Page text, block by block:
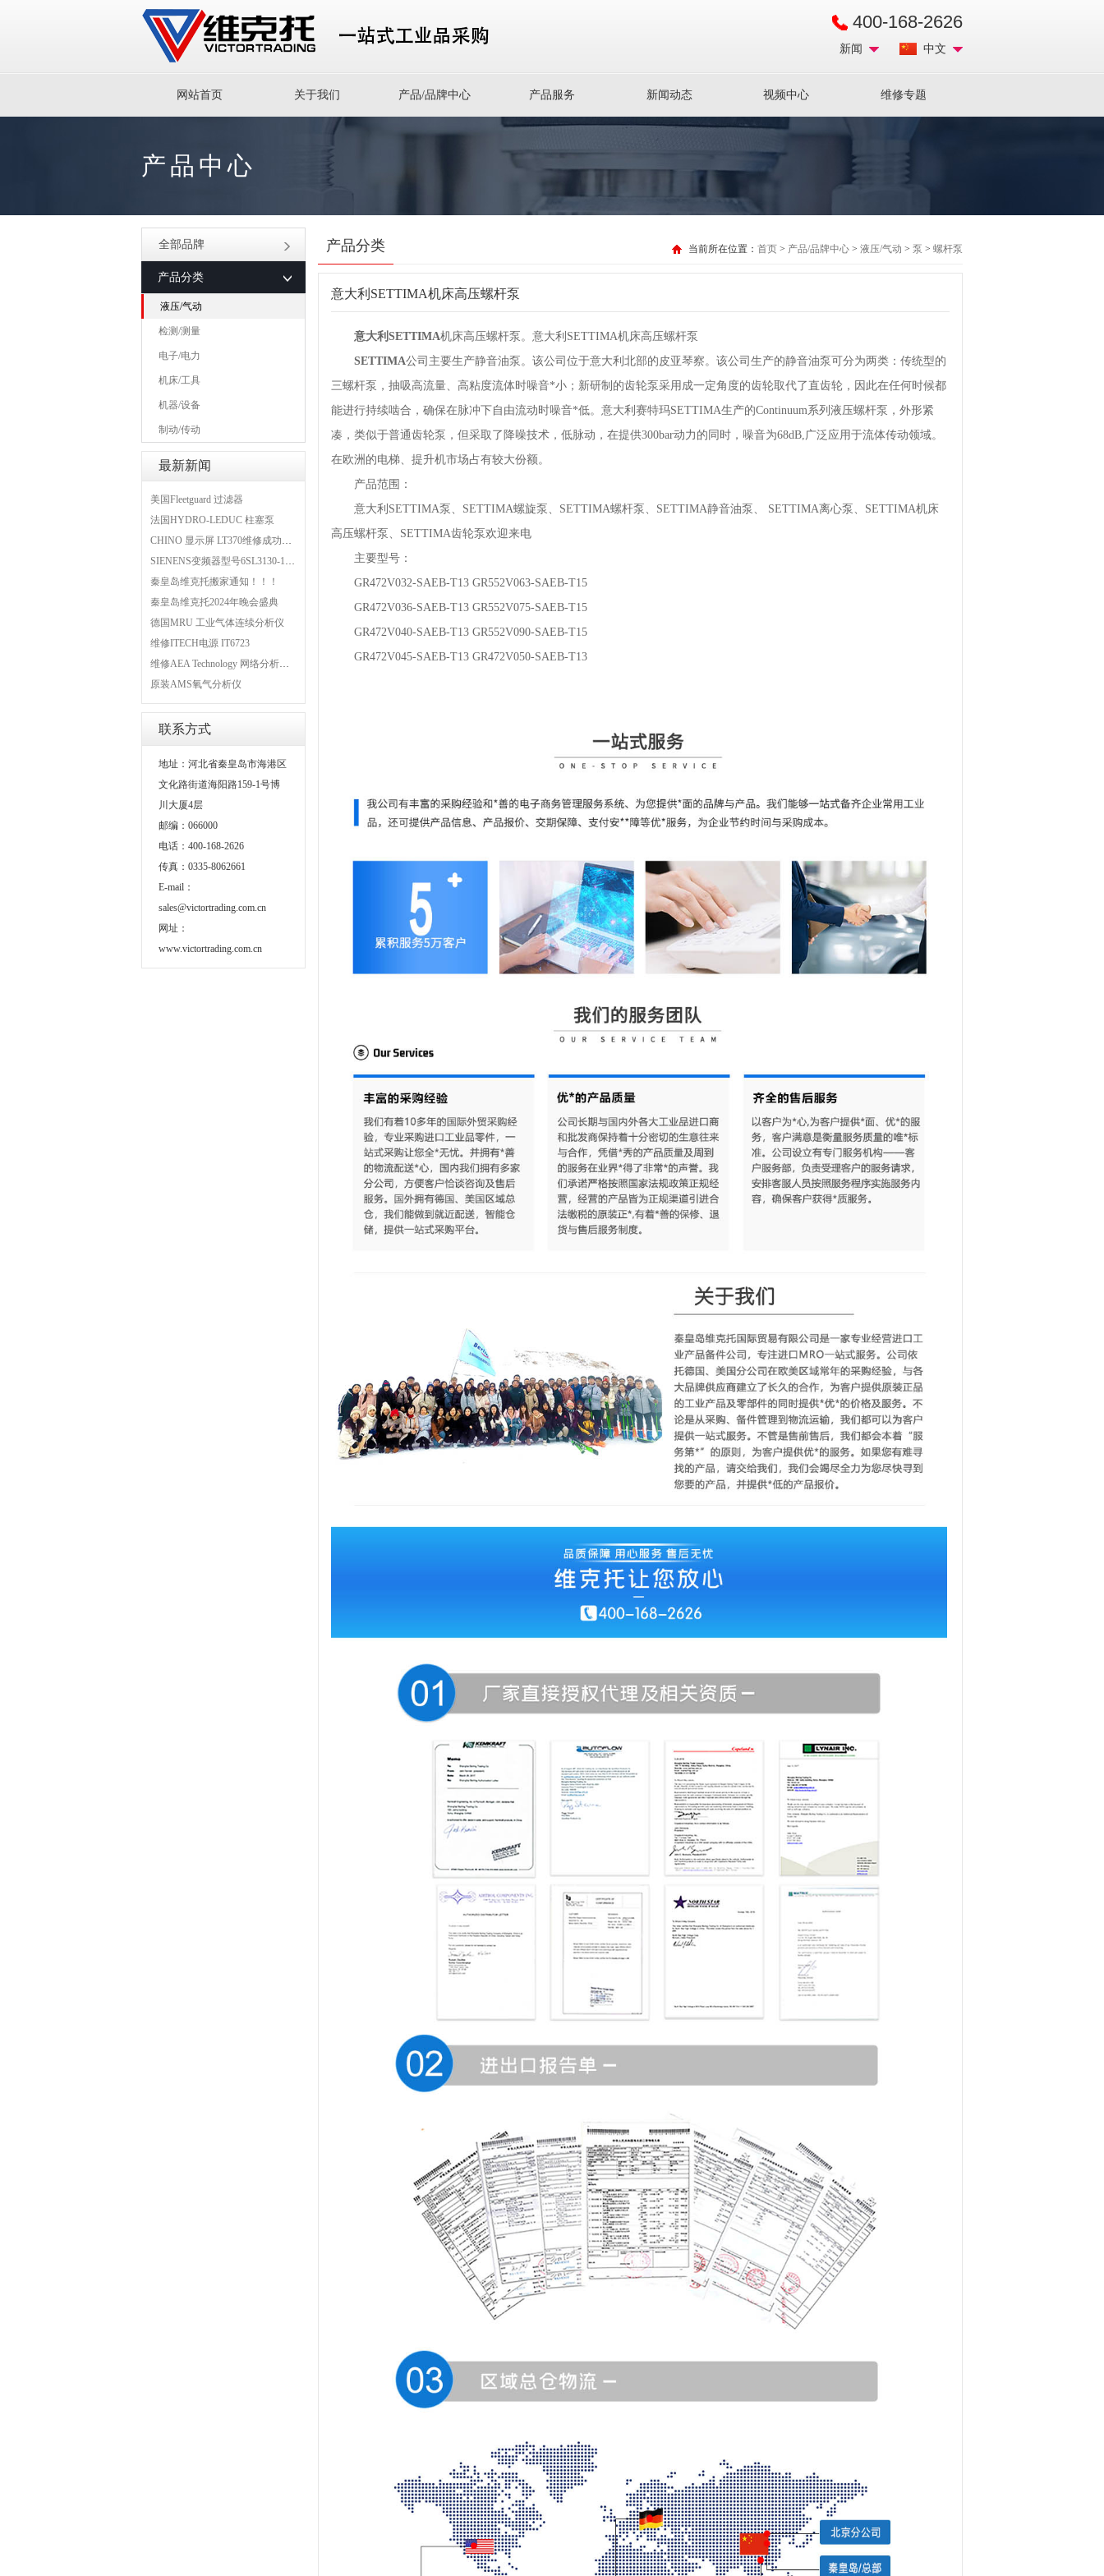
400-168-2626
中文
新闻
网站首页 关于我们 产品/品牌中心 产品服务 新闻动态 视频中心 维修专题
产品中心
全部品牌
产品分类
液压/气动
检测/测量
电子/电力
机床/工具
机器/设备
制动/传动
最新新闻
美国Fleetguard 过滤器
法国HYDRO-LEDUC 柱塞泵
CHINO 显示屏 LT370维修成功案例
SIENENS变频器型号6SL3130-1TE24-0AA0维修案例
秦皇岛维克托搬家通知！！！
秦皇岛维克托2024年晚会盛典
德国MRU 工业气体连续分析仪
维修ITECH电源 IT6723
维修AEA Technology 网络分析仪 6015-1010
原装AMS氧气分析仪
联系方式
地址：河北省秦皇岛市海港区
文化路街道海阳路159-1号博
川大厦4层
邮编：066000
电话：400-168-2626
传真：0335-8062661
E-mail：
sales@victortrading.com.cn
网址：
www.victortrading.com.cn
产品分类 当前所在位置： 首页 > 产品/品牌中心 > 液压/气动 > 泵 > 螺杆泵
意大利SETTIMA机床高压螺杆泵
意大利SETTIMA机床高压螺杆泵。意大利SETTIMA机床高压螺杆泵
SETTIMA公司主要生产静音油泵。该公司位于意大利北部的皮亚琴察。该公司生产的静音油泵可分为两类：传统型的
三螺杆泵，抽吸高流量、高粘度流体时噪音*小；新研制的齿轮泵采用成一定角度的齿轮取代了直齿轮，因此在任何时候都
能进行持续啮合，确保在脉冲下自由流动时噪音*低。意大利赛特玛SETTIMA生产的Continuum系列液压螺杆泵，外形紧
凑，类似于普通齿轮泵，但采取了降噪技术，低脉动，在提供300bar动力的同时，噪音为68dB,广泛应用于流体传动领域。
在欧洲的电梯、提升机市场占有较大份额。
产品范围：
意大利SETTIMA泵、SETTIMA螺旋泵、SETTIMA螺杆泵、SETTIMA静音油泵、 SETTIMA离心泵、SETTIMA机床
高压螺杆泵、SETTIMA齿轮泵欢迎来电
主要型号：
GR472V032-SAEB-T13 GR552V063-SAEB-T15
GR472V036-SAEB-T13 GR552V075-SAEB-T15
GR472V040-SAEB-T13 GR552V090-SAEB-T15
GR472V045-SAEB-T13 GR472V050-SAEB-T13